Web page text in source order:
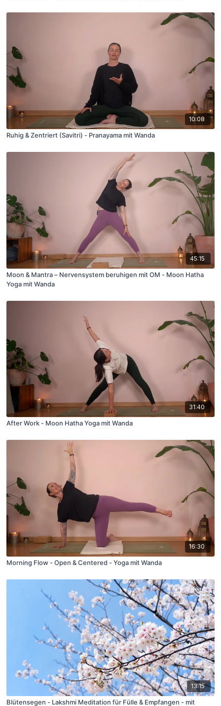
10:08
Ruhig & Zentriert (Savitri) - Pranayama mit Wanda
45:15
Moon & Mantra – Nervensystem beruhigen mit OM - Moon Hatha
Yoga mit Wanda
31:40
After Work - Moon Hatha Yoga mit Wanda
16:30
Morning Flow - Open & Centered - Yoga mit Wanda
13:15
Blütensegen - Lakshmi Meditation für Fülle & Empfangen - mit